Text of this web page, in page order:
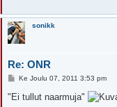
sonikk
Re: ONR
V
e
s
Ke Joulu 07, 2011 3:53 pm
"Ei tullut naarmuja"